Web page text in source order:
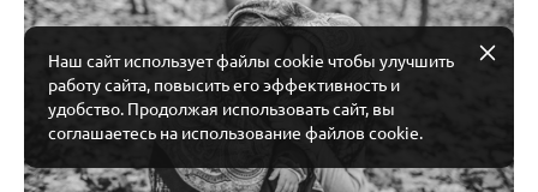
Наш сайт использует файлы cookie чтобы улучшить
работу сайта, повысить его эффективность и
удобство. Продолжая использовать сайт, вы
соглашаетесь на использование файлов cookie.